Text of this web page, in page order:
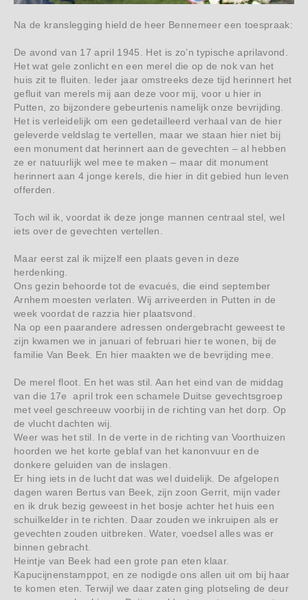
Na de kranslegging hield de heer Bennemeer een toespraak:
De avond van 17 april 1945. Het is zo’n typische aprilavond.
Het wat gele zonlicht en een merel die op de nok van het
huis zit te fluiten. Ieder jaar omstreeks deze tijd herinnert het
gefluit van merels mij aan deze voor mij, voor u hier in
Putten, zo bijzondere gebeurtenis namelijk onze bevrijding.
Het is verleidelijk om een gedetailleerd verhaal van de hier
geleverde veldslag te vertellen, maar we staan hier niet bij
een monument dat herinnert aan de gevechten – al hebben
ze er natuurlijk wel mee te maken – maar dit monument
herinnert aan 4 jonge kerels, die hier in dit gebied hun leven
offerden.
Toch wil ik, voordat ik deze jonge mannen centraal stel, wel
iets over de gevechten vertellen.
Maar eerst zal ik mijzelf een plaats geven in deze
herdenking.
Ons gezin behoorde tot de evacués, die eind september
Arnhem moesten verlaten. Wij arriveerden in Putten in de
week voordat de razzia hier plaatsvond.
Na op een paarandere adressen ondergebracht geweest te
zijn kwamen we in januari of februari hier te wonen, bij de
familie Van Beek. En hier maakten we de bevrijding mee.
De merel floot. En het was stil. Aan het eind van de middag
van die 17e april trok een schamele Duitse gevechtsgroep
met veel geschreeuw voorbij in de richting van het dorp. Op
de vlucht dachten wij.
Weer was het stil. In de verte in de richting van Voorthuizen
hoorden we het korte geblaf van het kanonvuur en de
donkere geluiden van de inslagen.
Er hing iets in de lucht dat was wel duidelijk. De afgelopen
dagen waren Bertus van Beek, zijn zoon Gerrit, mijn vader
en ik druk bezig geweest in het bosje achter het huis een
schuilkelder in te richten. Daar zouden we inkruipen als er
gevechten zouden uitbreken. Water, voedsel alles was er
binnen gebracht.
Heintje van Beek had een grote pan eten klaar.
Kapucijnenstamppot, en ze nodigde ons allen uit om bij haar
te komen eten. Terwijl we daar zaten ging plotseling de deur